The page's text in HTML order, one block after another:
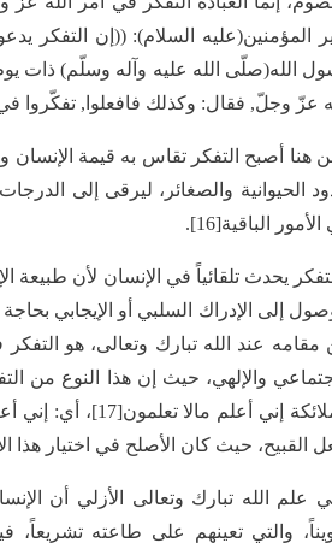
الله(صلّى الله عليه وآله وسلّم) ذات
عزّ وجلّ, فقال: وكذلك فافعلوا, تفكّروا في
هنا أصبح التفكر تقاس به قيمة الإنسان
الحيوانية والصغائر، ليرقى إلى
الباقية[16].
يحدث تلقائياً في الإنسان لأن طبيعة
إلى الإدراك السلبي أو الإيجابي
مقامه عند الله تبارك وتعالى، هو
والإلهي، حيث إن هذا النوع من
للملائكة إني
القبيح، حيث كان الأصلح في اختيار هذا
علم الله تبارك وتعالى الأزلي أن
والتي تعينهم على طاعته